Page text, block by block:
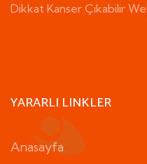
Dikkat Kanser Çıkabilir
YARARLI LINKLER
Anasayfa